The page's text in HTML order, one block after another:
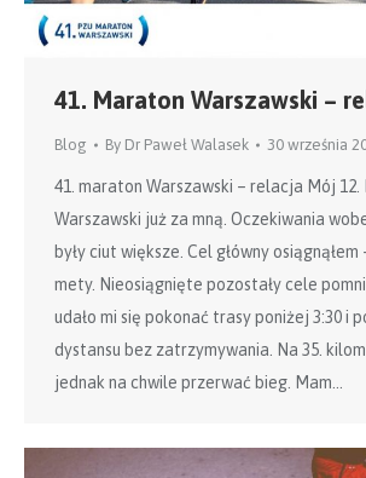
41. Maraton Warszawski –
Blog By Dr Paweł Walasek 30 września
41. maraton Warszawski – relacja Mój
Warszawski już za mną. Oczekiwania
były ciut większe. Cel główny osiągnąłem
mety. Nieosiągnięte pozostały cele
udało mi się pokonać trasy poniżej 3:30 i
dystansu bez zatrzymywania. Na 35.
jednak na chwile przerwać bieg. Mam…